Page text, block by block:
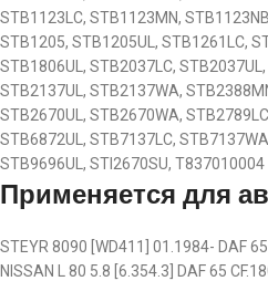
STB1123LC, STB1123MN,
STB1205, STB1205UL, STB1261LC,
STB1806UL, STB2037LC,
STB2137UL, STB2137WA,
STB2670UL, STB2670WA,
STB6872UL, STB7137LC,
STB9696UL, STI2670SU, T837010004
Применяется для
STEYR 8090 [WD411] 01.1984- DAF
NISSAN L 80 5.8 [6.354.3] DAF 65